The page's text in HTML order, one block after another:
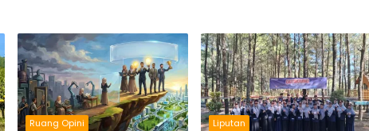
Ruang Opini Liputan